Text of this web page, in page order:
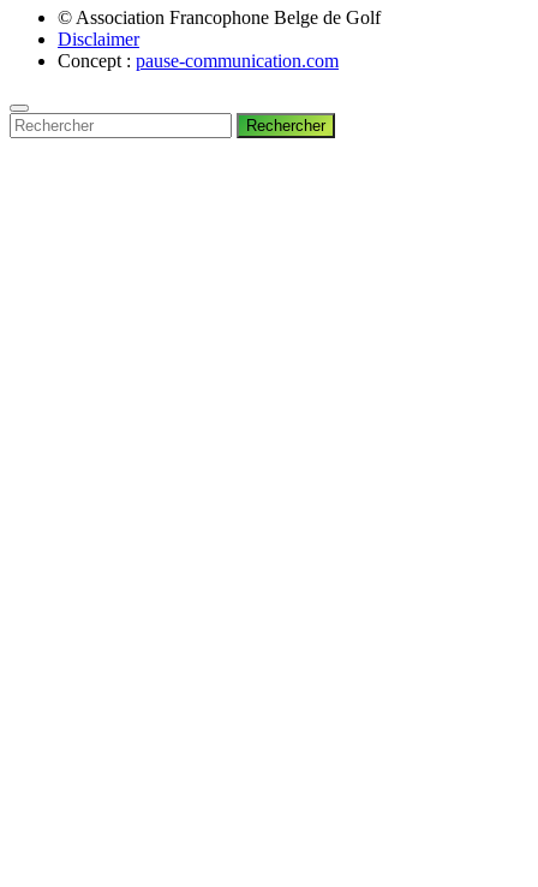
© Association Francophone Belge de Golf
Disclaimer
Concept : pause-communication.com
Rechercher